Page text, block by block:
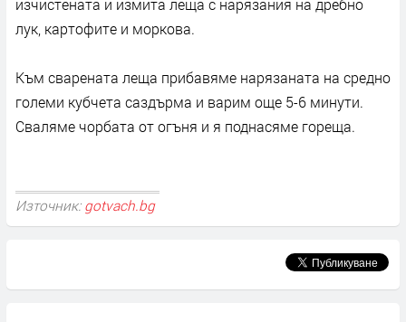
изчистената и измита леща с нарязания на дребно
лук, картофите и моркова.
Към сварената леща прибавяме нарязаната на средно
големи кубчета саздърма и варим още 5-6 минути.
Сваляме чорбата от огъня и я поднасяме гореща.
Източник: gotvach.bg